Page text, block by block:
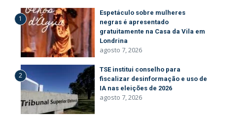
1
Espetáculo sobre mulheres
negras é apresentado
gratuitamente na Casa da Vila em
Londrina
agosto 7, 2026
2
TSE institui conselho para
fiscalizar desinformação e uso de
IA nas eleições de 2026
agosto 7, 2026